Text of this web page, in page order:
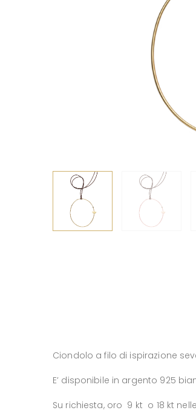
Ciondolo a filo di ispirazione
E’ disponibile in argento 925
Su richiesta, oro 9 kt o 18 kt